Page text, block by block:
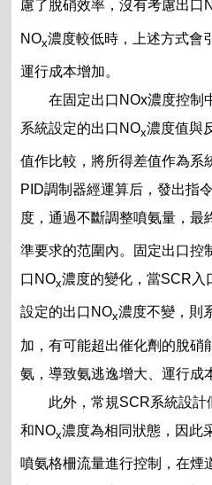
慮了脫硝效率，沒有考慮出口
NOx濃度較低時，上述方式會
運行成本增加。
在固定出口NOx濃度控制
系統設定的出口NOx濃度值與
值作比較，將所得差值作為系
PID調制器經運算后，發出指
度，通過不斷調整噴氨量，最
準要求的范圍內。固定出口控
口 NOx濃度的變化，當SCR入
設定的出口 NOx濃度不變，則
加，有可能超出催化劑的脫硝
氨，導致氨逃逸增大、運行成
此外，常規SCR系統設
和NOx濃度為相同狀態，因此
噴氨格柵流量進行控制，在煙